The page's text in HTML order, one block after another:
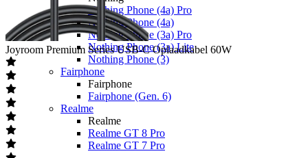
Nothing Phone (4a) Pro
Nothing Phone (4a)
Nothing Phone (3a) Pro
Nothing Phone (3a) Lite
Nothing Phone (3)
Fairphone
Fairphone
Fairphone (Gen. 6)
Realme
Realme
Realme GT 8 Pro
Realme GT 7 Pro
Joyroom Premium Series USB-C Oplaadkabel 60W